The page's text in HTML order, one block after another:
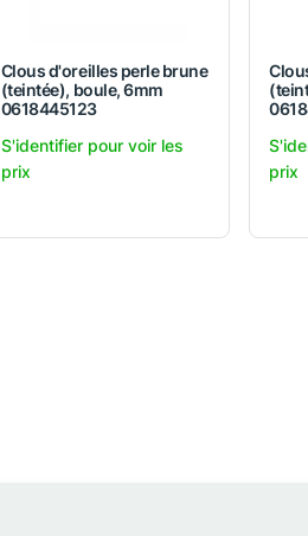
Clous d'oreilles perle brune
(teintée), boule, 6mm
0618445123
S'identifier pour voir les
prix
prix